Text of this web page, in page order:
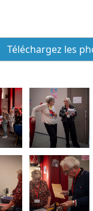
Téléchargez les